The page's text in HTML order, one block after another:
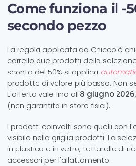
Come funziona il -
secondo pezzo
La regola applicata da Chicco è
carrello due prodotti della
sconto del 50% si applica
prodotto di valore più basso. Non
L'offerta vale fino all'8 giugno 2026
(non garantita in store fisici).
I prodotti coinvolti sono quelli con
visibile nella griglia prodotti. La
in plastica e in vetro, tettarelle di
accessori per l'allattamento.